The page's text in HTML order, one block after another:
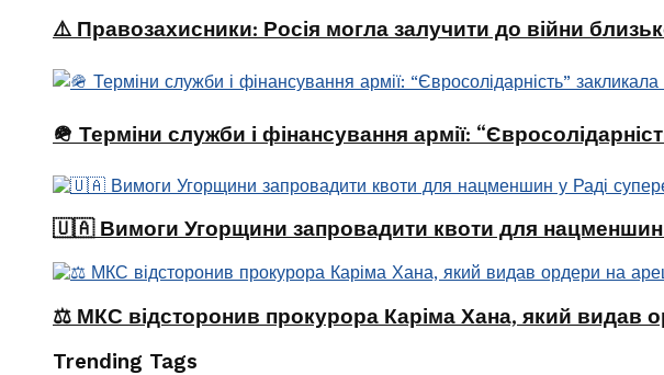
⚠️ Правозахисники: Росія могла залучити до війни
🪖 Терміни служби і фінансування армії:
🇺🇦 Вимоги Угорщини запровадити квоти для нацменшин
⚖️ МКС відсторонив прокурора Каріма Хана, який видав
Trending Tags